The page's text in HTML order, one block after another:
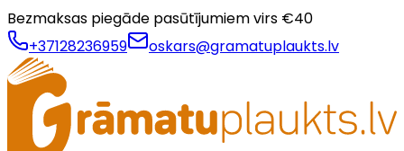
Bezmaksas piegāde pasūtījumiem virs €40
+37128236959
oskars@gramatuplaukts.lv